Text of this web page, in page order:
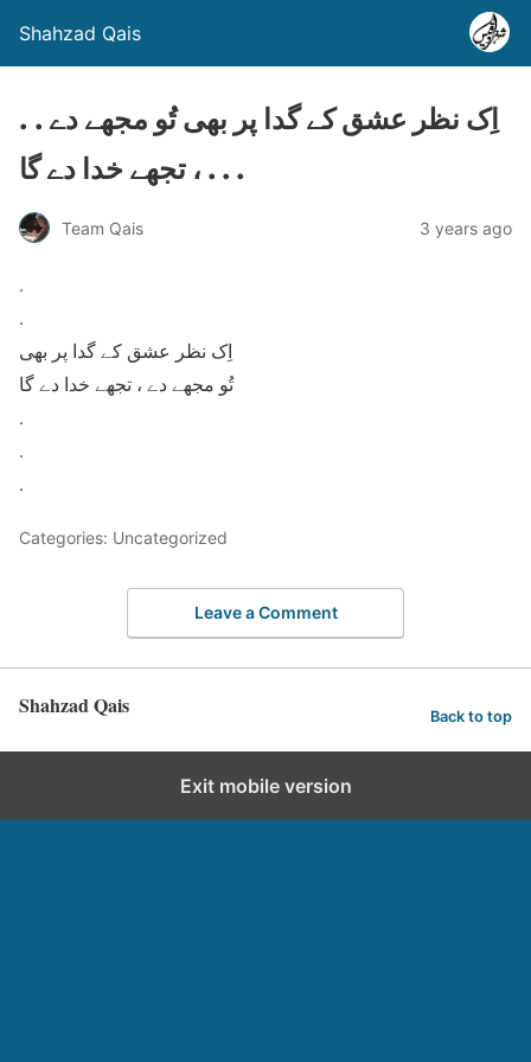
Shahzad Qais
. . اِک نظر عشق کے گدا پر بھی تُو مجھے دے
، تجھے خدا دے گا . . .
Team Qais 3 years ago
.
.
اِک نظر عشق کے گدا پر بھی
تُو مجھے دے ، تجھے خدا دے گا
.
.
.
Categories: Uncategorized
Leave a Comment
Shahzad Qais Back to top
Exit mobile version